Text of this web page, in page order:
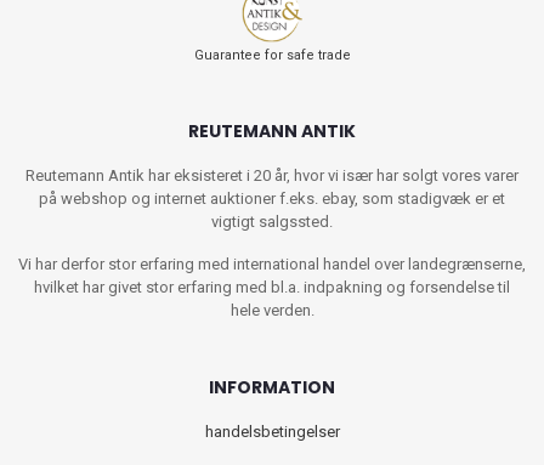
Guarantee for safe trade
REUTEMANN ANTIK
Reutemann Antik har eksisteret i 20 år, hvor vi især har solgt vores varer
på webshop og internet auktioner f.eks. ebay, som stadigvæk er et
vigtigt salgssted.
Vi har derfor stor erfaring med international handel over landegrænserne,
hvilket har givet stor erfaring med bl.a. indpakning og forsendelse til
hele verden.
INFORMATION
handelsbetingelser